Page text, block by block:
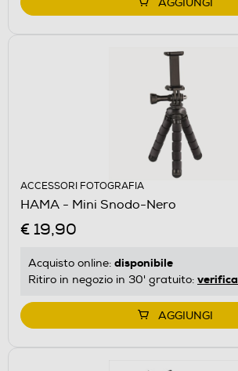
ACCESSORI FOTOGRAFIA
HAMA - Mini Snodo-Nero
€ 19,90
Acquisto online: disponibile
Ritiro in negozio in 30' gratuito: verifica
AGGIUNGI